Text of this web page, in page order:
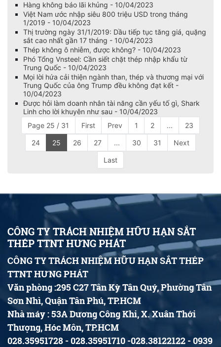
Hàng không báo lãi khủng - 10/04/2023
Việt Nam ước nhập siêu 800 triệu USD trong tháng
1/2019 - 10/04/2023
Thị trường ngày 31/1/2019: Dầu tiếp tục tăng giá, quặng
sắt cao nhất gần 17 tháng - 10/04/2023
Thép không ô nhiễm, được không? - 10/04/2023
Phó Tổng Vnsteel: Cần siết chặt thép nhập khẩu từ
Trung Quốc - 10/04/2023
Mọi lời hứa cải thiện ngành than, thép và thương mại với
Trung Quốc của ông Trump đều không đạt kết -
10/04/2023
Được hỏi làm doanh nhân tài năng cần yếu tố gì, Shark
Linh cho lời khuyên như sau - 10/04/2023
Page 25 / 31
First Prev 1 2 ... 23
24 25 26 27 ... 30 31 Next
Last
CÔNG TY TRÁCH NHIỆM HỮU HẠN SẮT
THÉP TTNT HƯNG PHÁT
CÔNG TY TRÁCH NHIỆM HỮU HẠN SẮT THÉP
TTNT HƯNG PHÁT
Văn phòng :295 C27 Tân Kỳ Tân Quý, Phường Tân
Sơn Nhì, Quận Tân Phú, TP.HCM
Nhà máy : 53A Dương Công Khi, X. Xuân Thới
Thượng, Hóc Môn, TP.HCM
028.35951728 - 028.35951710 -028.38122122 - 0939